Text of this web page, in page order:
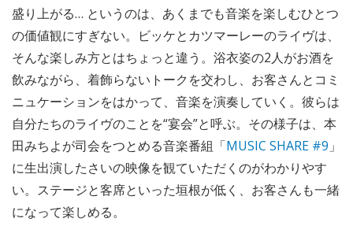
盛り上がる… というのは、あくまでも音楽を楽しむひとつ
の価値観にすぎない。ビッケとカツマーレーのライヴは、
そんな楽しみ方とはちょっと違う。浴衣姿の2人がお酒を
飲みながら、着飾らないトークを交わし、お客さんとコミ
ニュケーションをはかって、音楽を演奏していく。彼らは
自分たちのライヴのことを“宴会”と呼ぶ。その様子は、本
田みちよが司会をつとめる音楽番組「MUSIC SHARE #9 」
に生出演したさいの映像を観ていただくのがわかりやす
い。ステージと客席といった垣根が低く、お客さんも一緒
になって楽しめる。